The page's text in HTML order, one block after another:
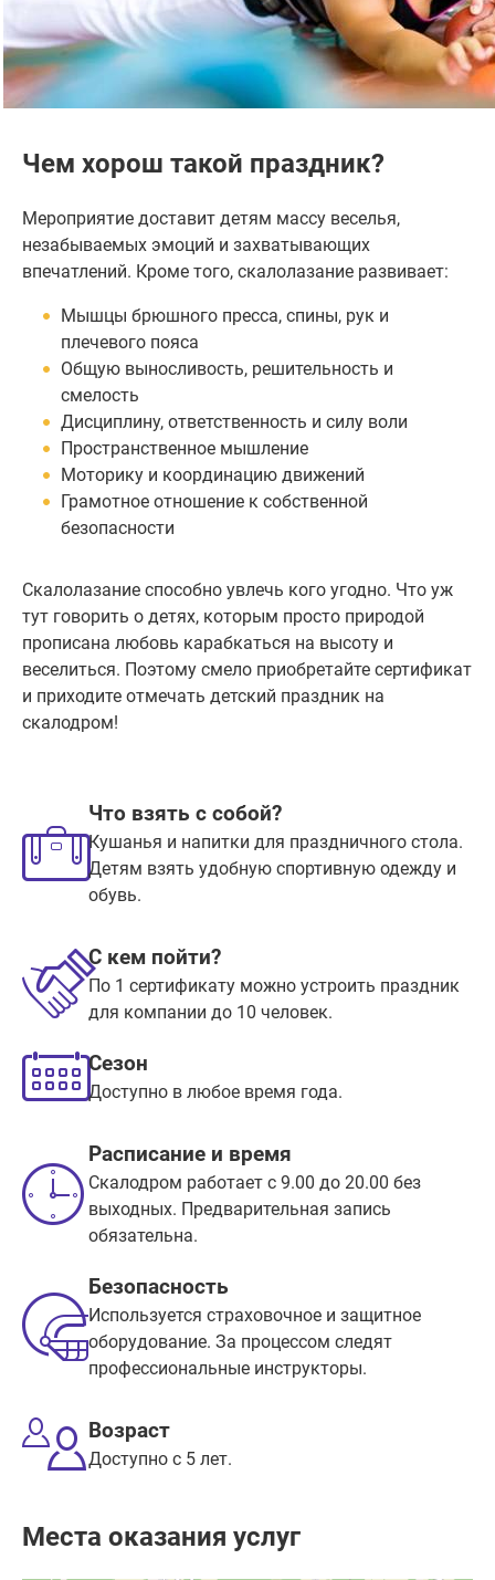
Чем хорош такой праздник?
Мероприятие доставит детям массу веселья,
незабываемых эмоций и захватывающих
впечатлений. Кроме того, скалолазание развивает:
Мышцы брюшного пресса, спины, рук и
плечевого пояса
Общую выносливость, решительность и
смелость
Дисциплину, ответственность и силу воли
Пространственное мышление
Моторику и координацию движений
Грамотное отношение к собственной
безопасности
Скалолазание способно увлечь кого угодно. Что уж
тут говорить о детях, которым просто природой
прописана любовь карабкаться на высоту и
веселиться. Поэтому смело приобретайте сертификат
и приходите отмечать детский праздник на
скалодром!
Что взять с собой?
Кушанья и напитки для праздничного стола.
Детям взять удобную спортивную одежду и
обувь.
С кем пойти?
По 1 сертификату можно устроить праздник
для компании до 10 человек.
Сезон
Доступно в любое время года.
Расписание и время
Скалодром работает с 9.00 до 20.00 без
выходных. Предварительная запись
обязательна.
Безопасность
Используется страховочное и защитное
оборудование. За процессом следят
профессиональные инструкторы.
Возраст
Доступно с 5 лет.
Места оказания услуг